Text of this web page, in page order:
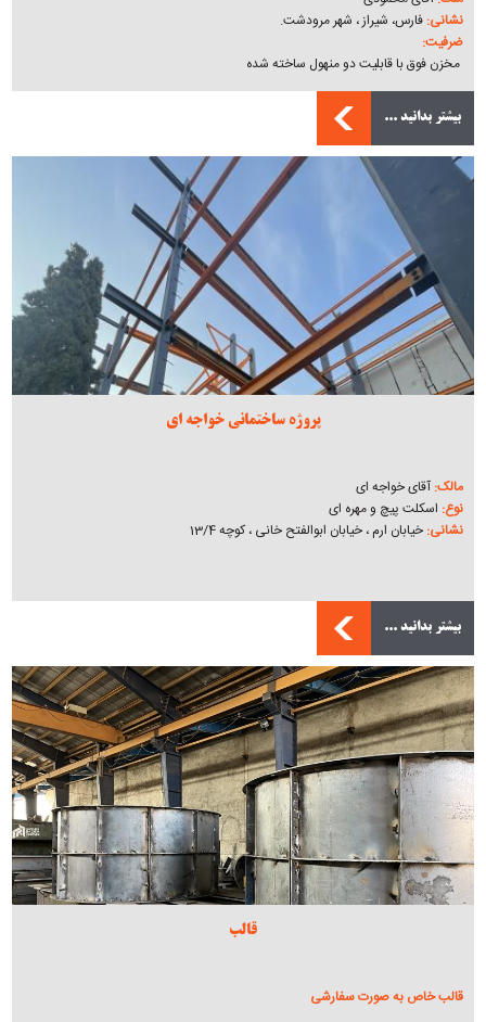
نشانی:فارس، شیراز ، شهر مرودشت.
ضرفیت:
مخزن فوق با قابلیت دو منهول ساخته شده
بیشتر بدانید ...
پروژه ساختمانی خواجه ای
مالک: آقای خواجه ای
نوع: اسکلت پیچ و مهره ای
نشانی:خیابان ارم ، خیابان ابوالفتح خانی ، کوچه 13/4
بیشتر بدانید ...
قالب
قالب خاص به صورت سفارشی